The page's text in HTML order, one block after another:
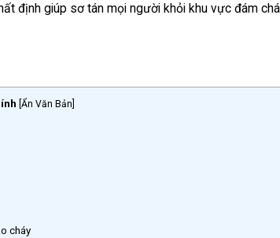
định giúp sơ tán mọi người khỏi khu vực đám
Ẩn Văn Bản
cháy